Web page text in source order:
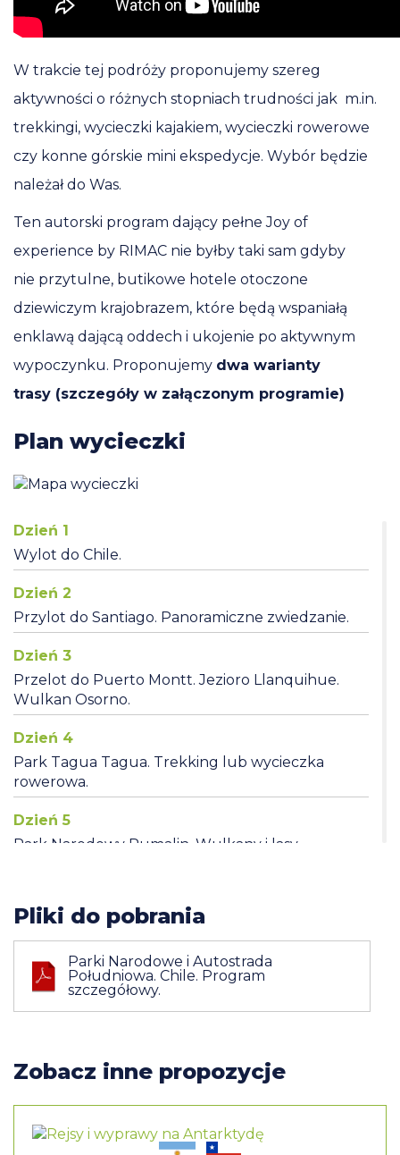
W trakcie tej podróży proponujemy szereg
aktywności o różnych stopniach trudności jak m.in.
trekkingi, wycieczki kajakiem, wycieczki rowerowe
czy konne górskie mini ekspedycje. Wybór będzie
należał do Was.
Ten autorski program dający pełne Joy of
experience by RIMAC nie byłby taki sam gdyby
nie przytulne, butikowe hotele otoczone
dziewiczym krajobrazem, które będą wspaniałą
enklawą dającą oddech i ukojenie po aktywnym
wypoczynku. Proponujemy dwa warianty
trasy (szczegóły w załączonym programie)
Plan wycieczki
Dzień 1
Wylot do Chile.
Dzień 2
Przylot do Santiago. Panoramiczne zwiedzanie.
Dzień 3
Przelot do Puerto Montt. Jezioro Llanquihue.
Wulkan Osorno.
Dzień 4
Park Tagua Tagua. Trekking lub wycieczka
rowerowa.
Dzień 5
Park Narodowy Pumalin. Wulkany i lasy
Dzień 6
Park Narodowy Pumalin. Wulkan Chaiten.
Przejazd do Puyhuapi
Dzień 7
Park Narodowy Queulat. Fiord Puyhuapi.
Dzień 8
Dzień 9
Pliki do pobrania
Parki Narodowe i Autostrada
Południowa. Chile. Program
szczegółowy.
Zobacz inne propozycje